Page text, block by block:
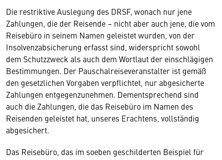
Die restriktive Auslegung des DRSF, wonach nur jene
Zahlungen, die der Reisende – nicht aber auch jene, die vom
Reisebüro in seinem Namen geleistet wurden, von der
Insolvenzabsicherung erfasst sind, widerspricht sowohl
dem Schutzzweck als auch dem Wortlaut der einschlägigen
Bestimmungen. Der Pauschalreiseveranstalter ist gemäß
den gesetzlichen Vorgaben verpflichtet, nur abgesicherte
Zahlungen entgegenzunehmen. Dementsprechend sind
auch die Zahlungen, die das Reisebüro im Namen des
Reisenden geleistet hat, unseres Erachtens, vollständig
abgesichert.
Das Reisebüro, das im soeben geschilderten Beispiel für